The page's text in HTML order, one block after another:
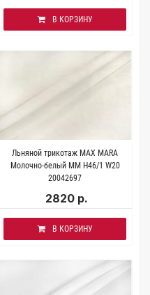
В КОРЗИНУ
Льняной трикотаж MAX MARA
Молочно-белый MM H46/1 W20
20042697
2820 р.
В КОРЗИНУ